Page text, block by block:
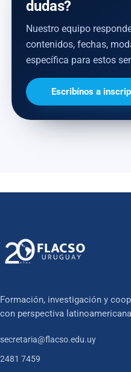
dudas?
Nuestro equipo
contenidos, fechas,
específica para estos
Escribínos a
Formación, investigación y
con perspectiva
secretaria@flacso.edu.uy
2481 7459